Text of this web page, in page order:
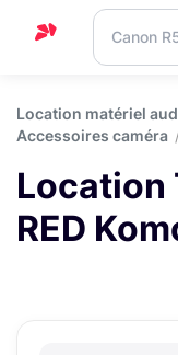
Support
Blog
Nous
contacter
Location matériel
Accessoires caméra
Location
RED